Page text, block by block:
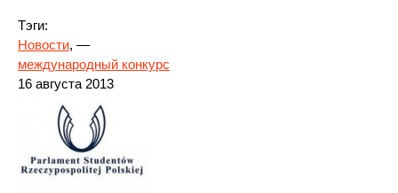
Тэги:
Новости, —
международный конкурс
16 августа 2013